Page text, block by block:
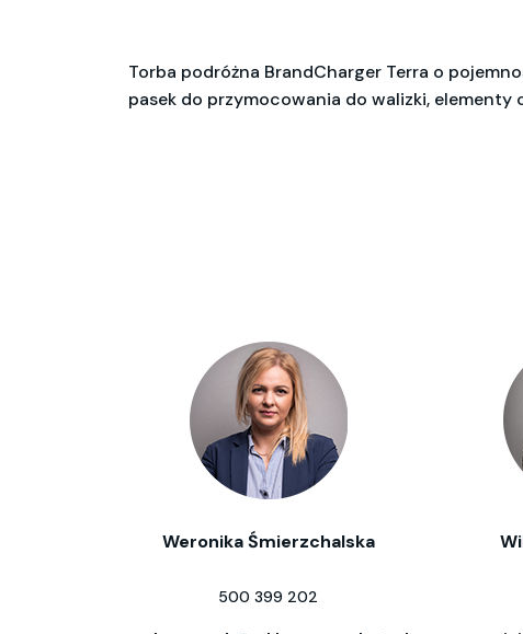
Torba podróżna BrandCharger Terra o
pasek do przymocowania do walizki,
Weronika Śmierzchalska
500 399 202